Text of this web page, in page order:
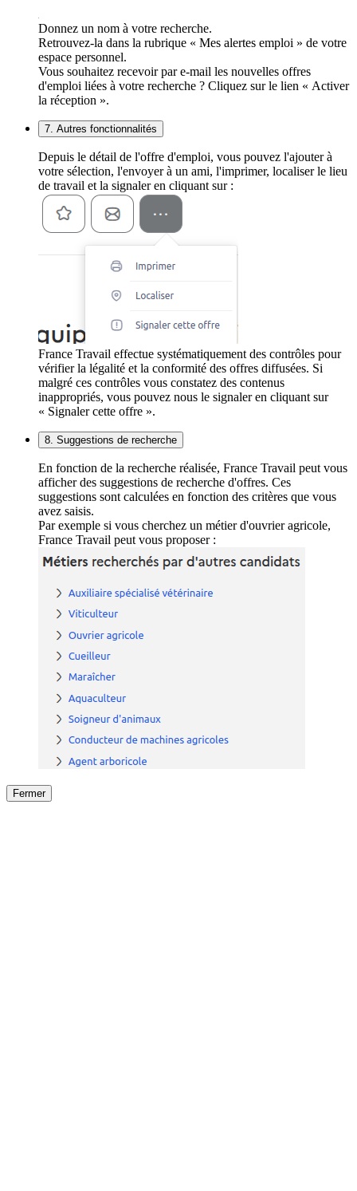
Donnez un nom à votre recherche.
Retrouvez-la dans la rubrique « Mes alertes emploi » de votre
espace personnel.
Vous souhaitez recevoir par e-mail les nouvelles offres
d'emploi liées à votre recherche ? Cliquez sur le lien « Activer
la réception ».
7. Autres fonctionnalités
Depuis le détail de l'offre d'emploi, vous pouvez l'ajouter à
votre sélection, l'envoyer à un ami, l'imprimer, localiser le lieu
de travail et la signaler en cliquant sur :
France Travail effectue systématiquement des contrôles pour
vérifier la légalité et la conformité des offres diffusées. Si
malgré ces contrôles vous constatez des contenus
inappropriés, vous pouvez nous le signaler en cliquant sur
« Signaler cette offre ».
8. Suggestions de recherche
En fonction de la recherche réalisée, France Travail peut vous
afficher des suggestions de recherche d'offres. Ces
suggestions sont calculées en fonction des critères que vous
avez saisis.
Par exemple si vous cherchez un métier d'ouvrier agricole,
France Travail peut vous proposer :
Fermer